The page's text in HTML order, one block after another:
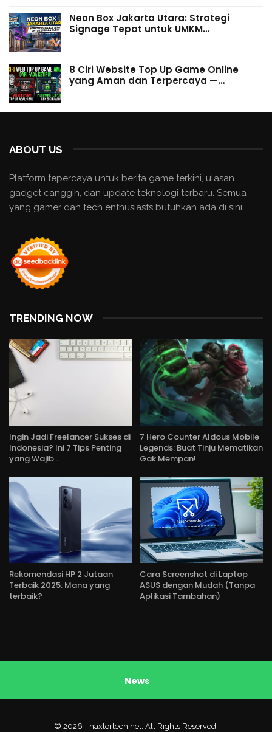
Neon Box Jakarta Utara: Strategi
Signage Tepat untuk UMKM…
8 Ciri Website Top Up Game Online
yang Aman dan Terpercaya —…
ABOUT US
Platform tepercaya untuk berita game terkini, ulasan
gadget canggih, dan update teknologi terbaru. Semua
yang gamer dan tech enthusiasts butuhkan ada di sini.
TRENDING NOW
Ingin Jadi Freelancer Sukses di
Indonesia? Ini 7 Tips Penting
yang Wajib…
7 Hero Counter Aldous Mobile
Legends: Buat Tinju Mematikan
Gak Mempan!
Rekomendasi HP 2 Jutaan
Terbaik 2025: Mana yang
terbaik?
Cara Screenshot di Laptop
ASUS dengan Mudah (Tanpa
Aplikasi Tambahan)
News
© 2026 - naxtortech.net. All Rights Reserved.